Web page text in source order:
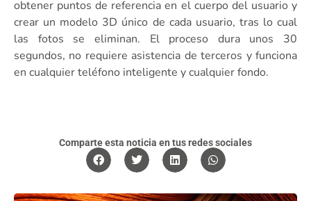
obtener puntos de referencia en el cuerpo del usuario y
crear un modelo 3D único de cada usuario, tras lo cual
las fotos se eliminan. El proceso dura unos 30
segundos, no requiere asistencia de terceros y funciona
en cualquier teléfono inteligente y cualquier fondo.
Comparte esta noticia en tus redes sociales